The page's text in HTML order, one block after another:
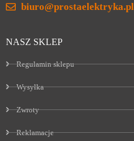
biuro@prostaelektryka.pl
NASZ SKLEP
Regulamin sklepu
Wysyłka
Zwroty
Reklamacje